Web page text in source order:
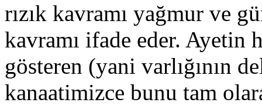
rızık kavramı yağmur ve
kavramı ifade eder. Ayetin
gösteren (yani varlığının
kanaatimizce bunu tam